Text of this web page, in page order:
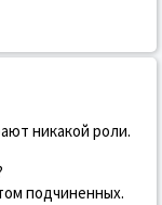
никакой роли.
подчиненных.